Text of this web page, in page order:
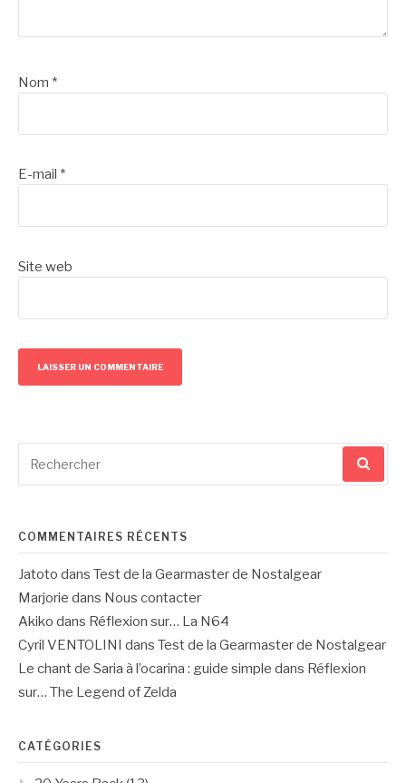
Nom *
E-mail *
Site web
pour
COMMENTAIRES RÉCENTS
Jatoto dans Test de la Gearmaster de Nostalgear
Marjorie dans Nous contacter
Akiko dans Réflexion sur… La N64
Cyril VENTOLINI dans Test de la Gearmaster de Nostalgear
Le chant de Saria à l’ocarina : guide simple dans Réflexion
sur… The Legend of Zelda
CATÉGORIES